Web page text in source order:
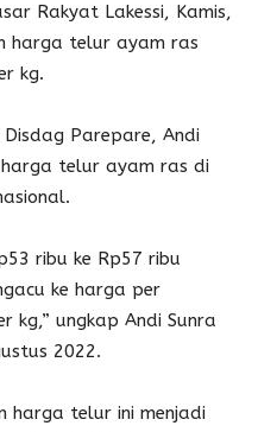
Rakyat Lakessi, Kamis,
harga telur ayam ras
kg.
Parepare, Andi
harga telur ayam ras di
ribu ke Rp57 ribu
ke harga per
kg,” ungkap Andi Sunra
2022.
harga telur ini menjadi